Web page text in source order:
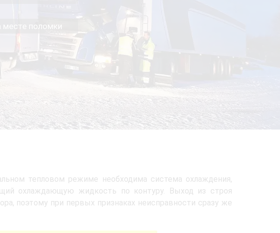
месте поломки
тепловом режиме необходима система охлаждения,
охлаждающую жидкость по контуру. Выход из строя
поэтому при первых признаках неисправности сразу же